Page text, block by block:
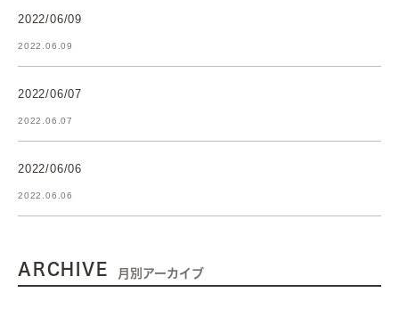
2022/06/09
2022.06.09
2022/06/07
2022.06.07
2022/06/06
2022.06.06
ARCHIVE 月別アーカイブ